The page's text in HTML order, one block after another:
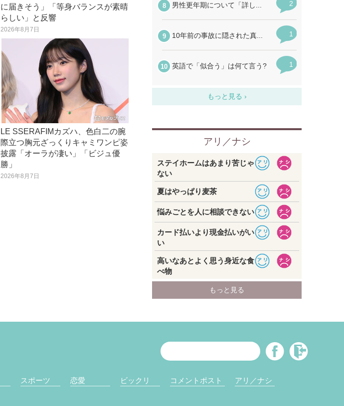
に届きそう」「等身バランスが素晴
らしい」と反響
2026年8月7日
LE SSERAFIMカズハ、色白二の腕
際立つ胸元ざっくりキャミワンピ姿
披露「オーラが凄い」「ビジュ優
勝」
2026年8月7日
スポーツ 恋愛 ビックリ コメントポスト アリ／ナシ